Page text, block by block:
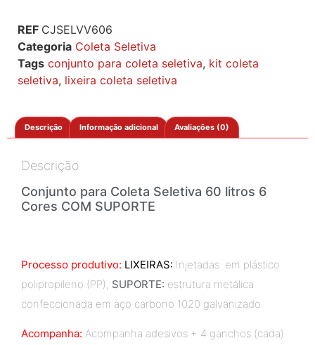
REF CJSELVV606
Categoria Coleta Seletiva
Tags conjunto para coleta seletiva, kit coleta
seletiva, lixeira coleta seletiva
Descrição Informação adicional Avaliações (0)
Descrição
Conjunto para Coleta Seletiva 60 litros 6
Cores COM SUPORTE
Processo produtivo: LIXEIRAS: Injetadas em plástico
polipropileno (PP), SUPORTE: estrutura metálica
confeccionada em aço carbono 1020 galvanizado.
Acompanha: Acompanha adesivos + 4 ganchos (cada)